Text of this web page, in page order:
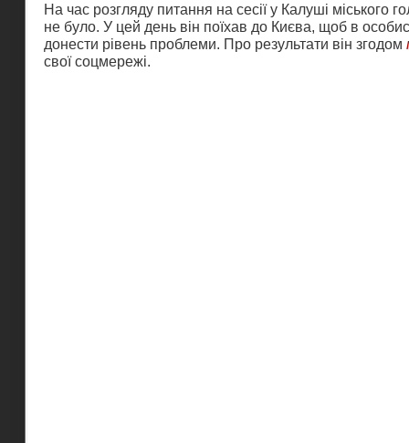
На час розгляду питання на сесії у Калуші міського
не було. У цей день він поїхав до Києва, щоб в
донести рівень проблеми. Про результати він згодом
свої соцмережі.